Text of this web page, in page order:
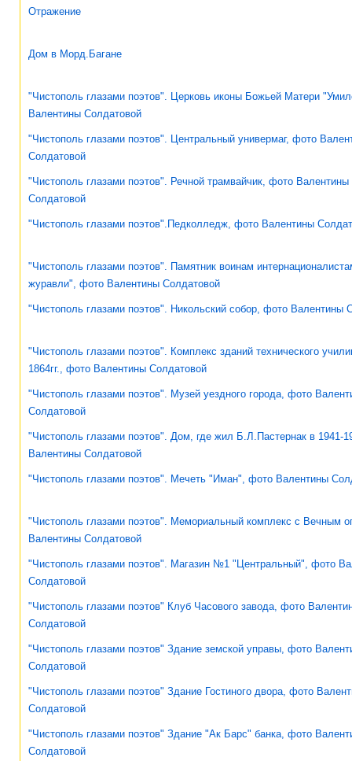
Отражение
Дом в Морд.Багане
"Чистополь глазами поэтов". Церковь иконы Божьей Матери
Валентины Солдатовой
"Чистополь глазами поэтов". Центральный универмаг, фото
Солдатовой
"Чистополь глазами поэтов". Речной трамвайчик, фото Валентины
Солдатовой
"Чистополь глазами поэтов".Педколледж, фото Валентины
"Чистополь глазами поэтов". Памятник воинам
журавли", фото Валентины Солдатовой
"Чистополь глазами поэтов". Никольский собор, фото Валентины
"Чистополь глазами поэтов". Комплекс зданий технического
1864гг., фото Валентины Солдатовой
"Чистополь глазами поэтов". Музей уездного города, фото
Солдатовой
"Чистополь глазами поэтов". Дом, где жил Б.Л.Пастернак в 1941-
Валентины Солдатовой
"Чистополь глазами поэтов". Мечеть "Иман", фото Валентины
"Чистополь глазами поэтов". Мемориальный комплекс с Вечным
Валентины Солдатовой
"Чистополь глазами поэтов". Магазин №1 "Центральный", фото
Солдатовой
"Чистополь глазами поэтов" Клуб Часового завода, фото
Солдатовой
"Чистополь глазами поэтов" Здание земской управы, фото
Солдатовой
"Чистополь глазами поэтов" Здание Гостиного двора, фото
Солдатовой
"Чистополь глазами поэтов" Здание "Ак Барс" банка, фото
Солдатовой